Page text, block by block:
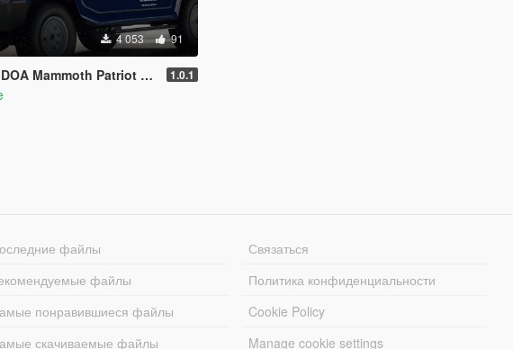
4 053 91
Patriot [Add-On / FiveM | Template] 1.0.1
файлы
файлы
понравившиеся файлы
скачиваемые файлы
Связаться
Политика конфиденциальности
Cookie Policy
Manage cookie settings